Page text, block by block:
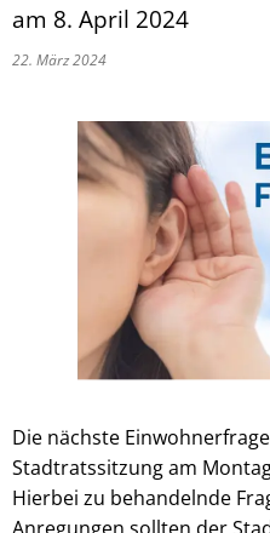
am 8. April 2024
22. März 2024
Die nächste
Stadtratssitzung am
Hierbei zu behandelnde
Anregungen sollten der